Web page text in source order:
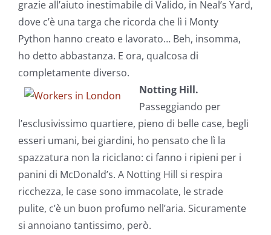
grazie all’aiuto inestimabile di Valido, in Neal’s Yard,
dove c’è una targa che ricorda che lì i Monty
Python hanno creato e lavorato… Beh, insomma,
ho detto abbastanza. E ora, qualcosa di
completamente diverso.
Notting Hill.
Passeggiando per
l’esclusivissimo quartiere, pieno di belle case, begli
esseri umani, bei giardini, ho pensato che lì la
spazzatura non la riciclano: ci fanno i ripieni per i
panini di McDonald’s. A Notting Hill si respira
ricchezza, le case sono immacolate, le strade
pulite, c’è un buon profumo nell’aria. Sicuramente
si annoiano tantissimo, però.